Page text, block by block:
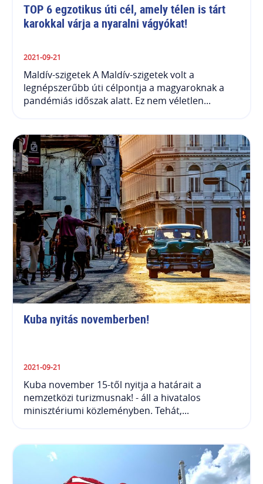
TOP 6 egzotikus úti cél, amely télen is tárt
karokkal várja a nyaralni vágyókat!
2021-09-21
Maldív-szigetek A Maldív-szigetek volt a
legnépszerűbb úti célpontja a magyaroknak a
pandémiás időszak alatt. Ez nem véletlen...
Kuba nyitás novemberben!
2021-09-21
Kuba november 15-től nyitja a határait a
nemzetközi turizmusnak! ⁣- áll a hivatalos
minisztériumi közleményben.⁠ Tehát,...